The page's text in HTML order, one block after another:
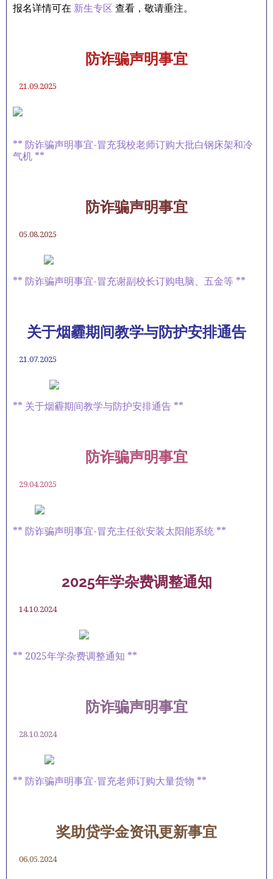
报名详情可在 新生专区 查看，敬请垂注。
防诈骗声明事宜
21.09.2025
** 防诈骗声明事宜-冒充我校老师订购大批白钢床架和冷
气机 **
防诈骗声明事宜
05.08.2025
** 防诈骗声明事宜-冒充谢副校长订购电脑、五金等 **
关于烟霾期间教学与防护安排通告
21.07.2025
** 关于烟霾期间教学与防护安排通告 **
防诈骗声明事宜
29.04.2025
** 防诈骗声明事宜-冒充主任欲安装太阳能系统 **
2025年学杂费调整通知
14.10.2024
** 2025年学杂费调整通知 **
防诈骗声明事宜
28.10.2024
** 防诈骗声明事宜-冒充老师订购大量货物 **
奖助贷学金资讯更新事宜
06.05.2024